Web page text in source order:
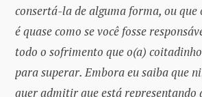
consertá-la de alguma forma, ou que
é quase como se você fosse
todo o sofrimento que o(a)
para superar. Embora eu saiba que
quer admitir que está representando